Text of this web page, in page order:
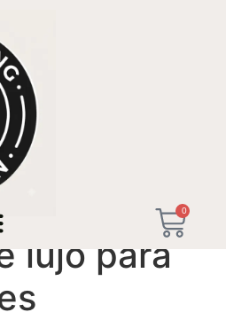
0
“regalos de lujo para
lujo para